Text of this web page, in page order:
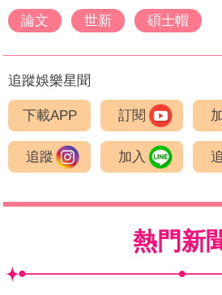
論文 世新 碩士帽
追蹤娛樂星聞
下載APP 訂閱
追蹤 加入
熱門新